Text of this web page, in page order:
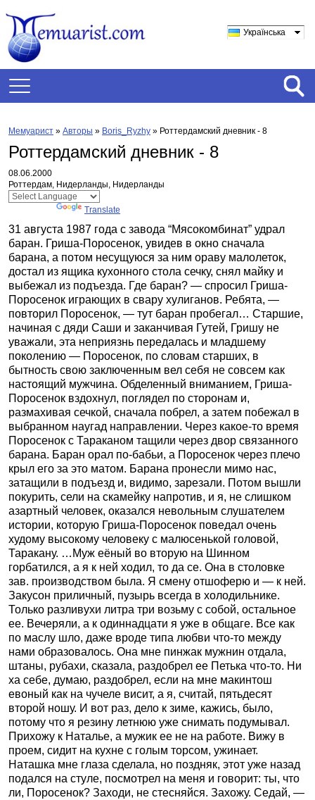
Українська
Мемуарист » Авторы » Boris_Ryzhy » Роттердамский дневник - 8
Роттердамский дневник - 8
08.06.2000
Роттердам, Нидерланды, Нидерланды
Translate
31 августа 1987 года с завода “Мясокомбинат” удрал
баран. Гриша-Поросенок, увидев в окно сначала
барана, а потом несущуюся за ним ораву малолеток,
достал из ящика кухонного стола сечку, снял майку и
выбежал из подъезда. Где баран? — спросил Гриша-
Поросенок играющих в свару хулиганов. Ребята, —
повторил Поросенок, — тут баран пробегал… Старшие,
начиная с дяди Саши и заканчивая Гутей, Гришу не
уважали, эта неприязнь передалась и младшему
поколению — Поросенок, по словам старших, в
бытность свою заключенным вел себя не совсем как
настоящий мужчина. Обделенный вниманием, Гриша-
Поросенок вздохнул, поглядел по сторонам и,
размахивая сечкой, сначала побрел, а затем побежал в
выбранном наугад направлении. Через какое-то время
Поросенок с Тараканом тащили через двор связанного
барана. Баран орал по-бабьи, а Поросенок через плечо
крыл его за это матом. Барана пронесли мимо нас,
затащили в подъезд и, видимо, зарезали. Потом вышли
покурить, сели на скамейку напротив, и я, не слишком
азартный человек, оказался невольным слушателем
истории, которую Гриша-Поросенок поведал очень
худому высокому человеку с малюсенькой головой,
Таракану. …Муж еёный во вторую на Шинном
горбатился, а я к ней ходил, то да се. Она в столовке
зав. производством была. Я смену отшоферю и — к ней.
Закусон приличный, пузырь всегда в холодильнике.
Только разливухи литра три возьму с собой, остальное
ее. Вечеряли, а к одиннадцати я уже в общаге. Все как
по маслу шло, даже вроде типа любви что-то между
нами образовалось. Она мне пинжак мужнин отдала,
штаны, рубахи, сказала, раздобрел ее Петька что-то. Ни
ха себе, думаю, раздобрел, если на мне макинтош
евоный как на чучеле висит, а я, считай, пятьдесят
второй ношу. И вот раз, дело к зиме, кажись, было,
потому что я резину летнюю уже снимать подумывал.
Прихожу к Наталье, а мужик ее не на работе. Вижу в
проем, сидит на кухне с голым торсом, ужинает.
Наташка мне глаза сделала, но поздняк, этот уже назад
подался на стуле, посмотрел на меня и говорит: ты, что
ли, Поросенок? Заходи, не стесняйся. Захожу. Седай, —